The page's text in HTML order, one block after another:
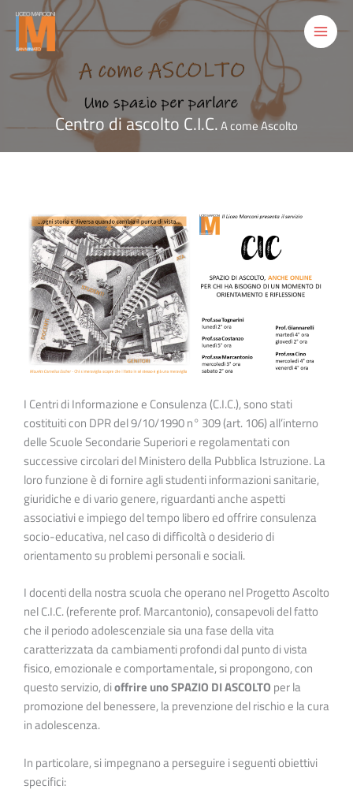
al
contenuto
Centro di ascolto C.I.C.A come Ascolto
I Centri di Informazione e Consulenza (C.I.C.), sono stati
costituiti con DPR del 9/10/1990 n° 309 (art. 106) all’interno
delle Scuole Secondarie Superiori e regolamentati con
successive circolari del Ministero della Pubblica Istruzione. La
loro funzione è di fornire agli studenti informazioni sanitarie,
giuridiche e di vario genere, riguardanti anche aspetti
associativi e impiego del tempo libero ed offrire consulenza
socio-educativa, nel caso di difficoltà o desiderio di
orientamento su problemi personali e sociali.
I docenti della nostra scuola che operano nel Progetto Ascolto
nel C.I.C. (referente prof. Marcantonio), consapevoli del fatto
che il periodo adolescenziale sia una fase della vita
caratterizzata da cambiamenti profondi dal punto di vista
fisico, emozionale e comportamentale, si propongono, con
questo servizio, dioffrire uno SPAZIO DI ASCOLTO per la
promozione del benessere, la prevenzione del rischio e la cura
in adolescenza.
In particolare, si impegnano a perseguire i seguenti obiettivi
specifici: